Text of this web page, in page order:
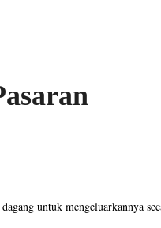
untuk mengeluarkannya